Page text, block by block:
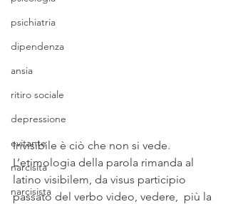
psichiatria
dipendenza
ansia
ritiro sociale
depressione
evitante
narcisita
narcisista
Invisibile è ciò che non si vede.
L’etimologia della parola rimanda al
latino visibilem, da visus participio
passato del verbo video, vedere,  più la